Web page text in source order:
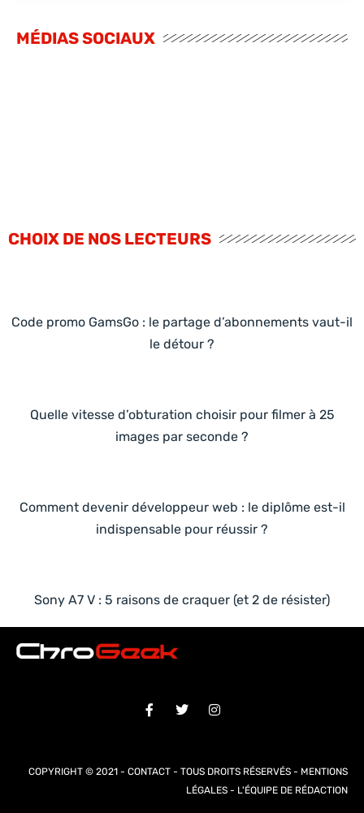
MÉDIAS SOCIAUX
CHOIX DE NOS LECTEURS
Code promo GamsGo : le partage d’abonnements vaut-il
le détour ?
Quelle vitesse d’obturation choisir pour filmer à 25
images par seconde ?
Comment devenir développeur web : le diplôme est-il
indispensable pour réussir ?
Sony A7 V : 5 raisons de craquer (et 2 de résister)
COPYRIGHT © 2021 - CONTACT - TOUS DROITS RÉSERVÉS - MENTIONS
LÉGALES - L'ÉQUIPE DE RÉDACTION